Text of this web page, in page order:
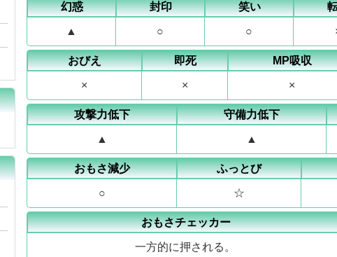
幻惑 封印 笑い
▲ ○ ○
おびえ 即死 MP吸収
× × ×
攻撃力低下 守備力低下
▲ ▲
おもさ減少 ふっとび
○ ☆
おもさチェッカー
一方的に押される。